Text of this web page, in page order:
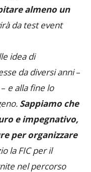
almeno un
da test event
idea di
da diversi anni–
e alla fine lo
Sappiamo che
e impegnativo,
per organizzare
la FIC per il
nel percorso